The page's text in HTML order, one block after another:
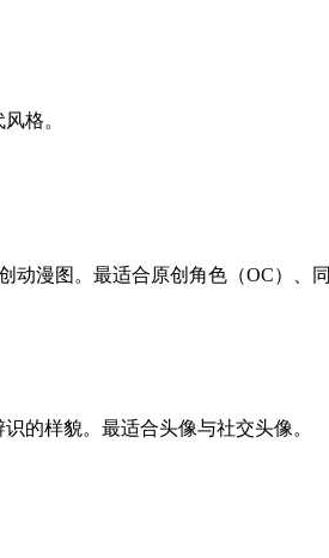
格。
漫图。最适合原创角色（OC）、
的样貌。最适合头像与社交头像。